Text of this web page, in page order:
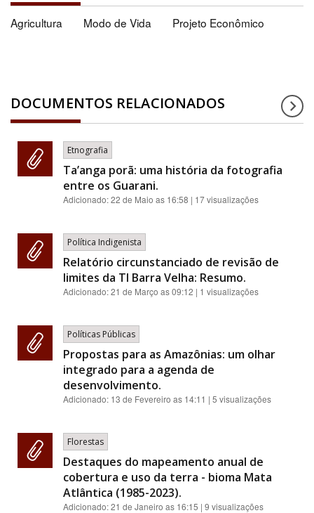
Agricultura Modo de Vida Projeto Econômico
DOCUMENTOS RELACIONADOS
Etnografia
Ta’anga porã: uma história da fotografia
entre os Guarani.
Adicionado:22 de Maio as 16:58 | 17 visualizações
Política Indigenista
Relatório circunstanciado de revisão de
limites da TI Barra Velha: Resumo.
Adicionado:21 de Março as 09:12 | 1 visualizações
Políticas Públicas
Propostas para as Amazônias: um olhar
integrado para a agenda de
desenvolvimento.
Adicionado: 13 de Fevereiro as 14:11 | 5 visualizações
Florestas
Destaques do mapeamento anual de
cobertura e uso da terra - bioma Mata
Atlântica (1985-2023).
Adicionado:21 de Janeiro as 16:15 | 9 visualizações